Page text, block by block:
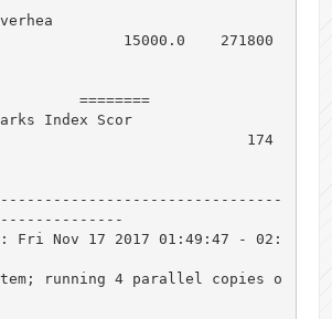
15000.0    271800
Index Scor
174
Fri Nov 17 2017 01:49:47 - 02:
running 4 parallel copies o